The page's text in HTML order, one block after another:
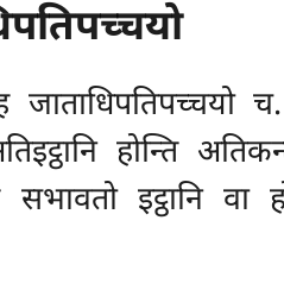
जाताधिपतिपच्चयो
होन्ति
सभावतो इट्ठानि